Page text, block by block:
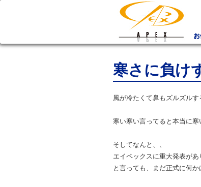
寒さに負け
風が冷たくて鼻もズルズル
寒い寒い言ってると本当に寒
そしてなんと、、
エイペックスに重大発表があ
と言っても、まだ正式に何か